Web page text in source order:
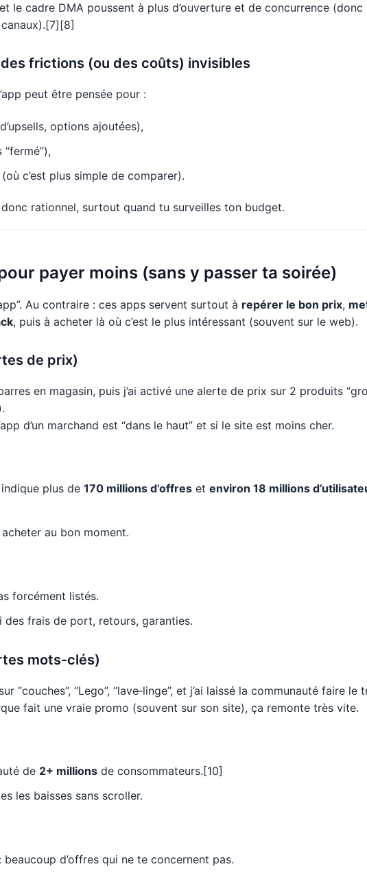
le cadre DMA poussent à plus d’ouverture et de concurrence (donc
frictions (ou des coûts) invisibles
peut être pensée pour :
options ajoutées),
c’est plus simple de comparer).
rationnel, surtout quand tu surveilles ton budget.
payer moins (sans y passer ta soirée)
Au contraire : ces apps servent surtout à repérer le bon prix,
, puis à acheter là où c’est le plus intéressant (souvent sur le web).
de prix)
en magasin, puis j’ai activé une alerte de prix sur 2 produits
d’un marchand est “dans le haut” et si le site est moins cher.
plus de 170 millions d’offres et environ 18 millions
au bon moment.
forcément listés.
des frais de port, retours, garanties.
mots-clés)
“couches”, “Lego”, “lave‑linge”, et j’ai laissé la communauté faire le
fait une vraie promo (souvent sur son site), ça remonte très vite.
de 2+ millions de consommateurs.[10]
les baisses sans scroller.
d’offres qui ne te concernent pas.